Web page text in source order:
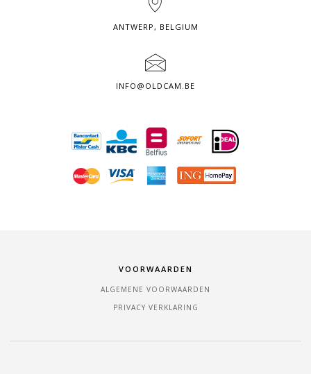
ANTWERP, BELGIUM
INFO@OLDCAM.BE
VOORWAARDEN
ALGEMENE VOORWAARDEN
PRIVACY VERKLARING